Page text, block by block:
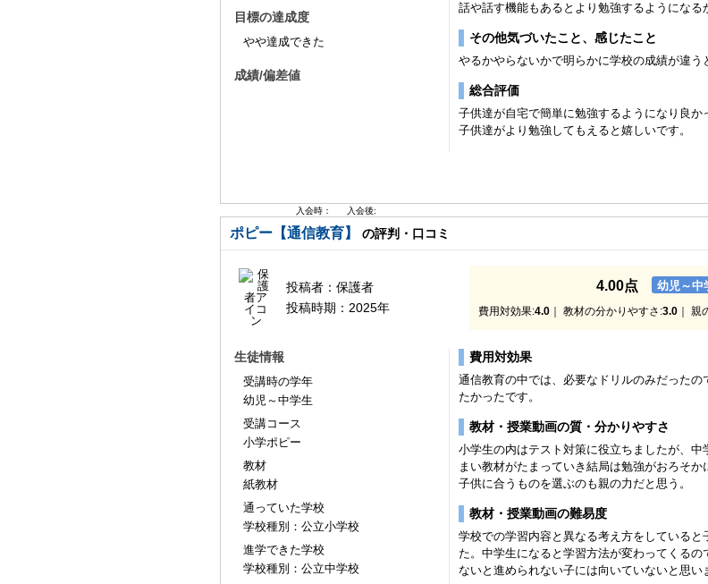
目標の達成度
やや達成できた
成績/偏差値
入会時： 入会後:
話や話す機能もあるとより勉強するようになる
その他気づいたこと、感じたこと
やるかやらないかで明らかに学校の成績が違う
総合評価
子供達が自宅で簡単に勉強するようになり良
子供達がより勉強してもえると嬉しいです。
ポピー【通信教育】 の評判・口コミ
投稿者： 保護者
投稿時期： 2025年
4.00点 幼児～中
費用対効果:4.0 ｜ 教材の分かりやすさ:3.0 ｜ 親
生徒情報
受講時の学年
幼児～中学生
受講コース
小学ポピー
教材
紙教材
通っていた学校
学校種別：公立小学校
進学できた学校
学校種別：公立中学校
費用対効果
通信教育の中では、必要なドリルのみだった
たかったです。
教材・授業動画の質・分かりやすさ
小学生の内はテスト対策に役立ちましたが、
まい教材がたまっていき結局は勉強がおろそ
子供に合うものを選ぶのも親の力だと思う。
教材・授業動画の難易度
学校での学習内容と異なる考え方をしている
た。中学生になると学習方法が変わってくる
ないと進められない子には向いていないと思い